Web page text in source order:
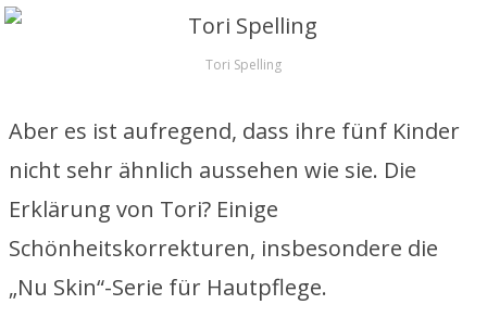
Tori Spelling
Aber es ist aufregend, dass ihre fünf Kinder
nicht sehr ähnlich aussehen wie sie. Die
Erklärung von Tori? Einige
Schönheitskorrekturen, insbesondere die
„Nu Skin“-Serie für Hautpflege.